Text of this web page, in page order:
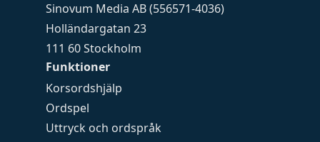
Funktioner
Korsordshjälp
Ordspel
Uttryck och ordspråk
Sinovum Media AB (556571-4036)
Holländargatan 23
111 60 Stockholm